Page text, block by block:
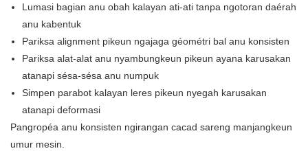
Lumasi bagian anu obah kalayan ati-ati tanpa ngotoran daérah
anu kabentuk
Pariksa alignment pikeun ngajaga géométri bal anu konsisten
Pariksa alat-alat anu nyambungkeun pikeun ayana karusakan
atanapi sésa-sésa anu numpuk
Simpen parabot kalayan leres pikeun nyegah karusakan
atanapi deformasi
Pangropéa anu konsisten ngirangan cacad sareng manjangkeun
umur mesin.